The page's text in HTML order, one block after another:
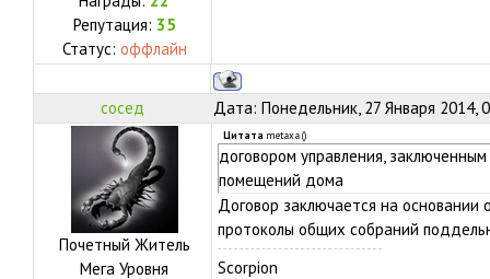
Репутация: 35
Статус: оффлайн
сосед Дата: Понедельник, 27 Января 2014,
Почетный Житель
Мега Уровня
Цитата metaxa()
договором управления,
помещений дома
Договор заключается на основании
протоколы общих собраний
Scorpion